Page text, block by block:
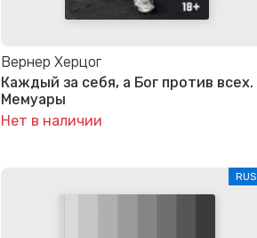
Вернер Херцог
Каждый за себя, а Бог против всех.
Мемуары
Нет в наличии
RUS